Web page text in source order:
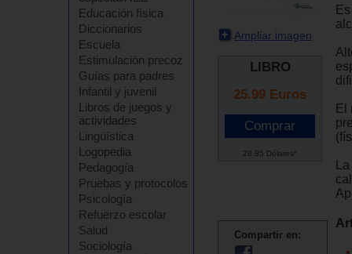
Educación física
Diccionarios
Escuela
Estimulación precoz
Guías para padres
Infantil y juvenil
Libros de juegos y
actividades
Lingüística
Logopedia
Pedagogía
Pruebas y protocolos
Psicología
Refuerzo escolar
Salud
Sociología
Ampliar imagen
LIBRO
25.99 Euros
28.85 Dólares*
Compartir en:
El